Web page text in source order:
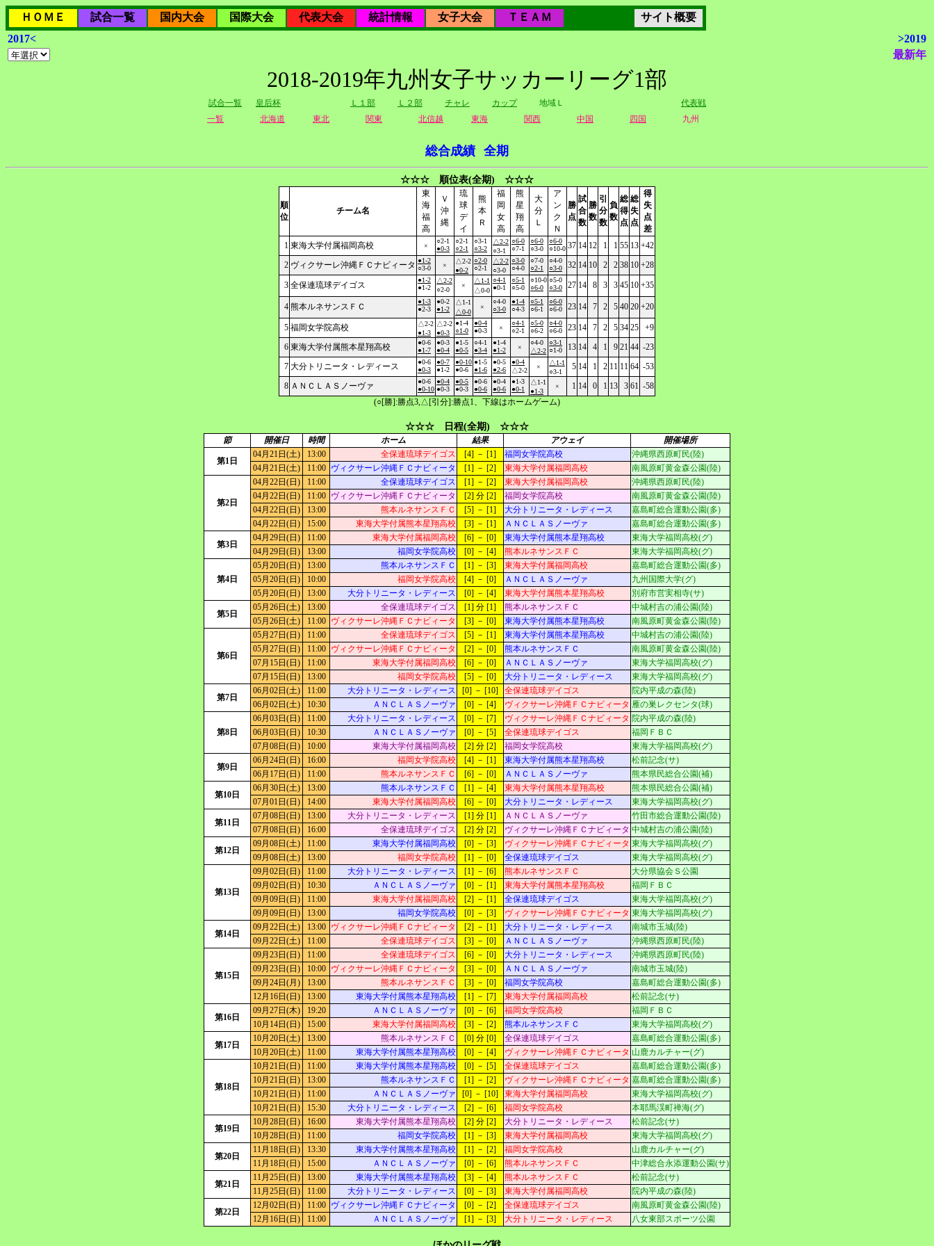
ＨＯＭＥ 試合一覧 国内大会 国際大会 代表大会 統計情報 女子大会 ＴＥＡＭ
サイト概要
2017<
>2019
最新年
2018-2019年九州女子サッカーリーグ1部
試合一覧 皇后杯 Ｌ１部 Ｌ２部 チャレ カップ 地域Ｌ
代表戦
一覧
北海道 東北 関東 北信越 東海 関西 中国 四国 九州
総合成績 全期
☆☆☆ 順位表(全期) ☆☆☆
順
位
チーム名
東
海
福
高
Ｖ
沖
縄
琉
球
デ
イ
熊
本
Ｒ
福
岡
女
高
熊
星
翔
高
大
分
Ｌ
ア
ン
ク
Ｎ
勝
点
試
合
数
勝
数
引
分
数
負
数
総
得
点
総
失
点
得
失
点
差
1 東海大学付属福岡高校 ×
○2-1
●0-3
○2-1
○2-1
○3-1
○3-2
△2-2
○3-1
○6-0
○7-1
○6-0
○3-0
○6-0
○10-0 37 14 12 1 1 55 13 +42
2 ヴィクサーレ沖縄ＦＣナビィータ ●1-2
○3-0
×
△2-2
●0-2
○2-0
○2-1
△2-2
○3-0
○3-0
○4-0
○7-0
○2-1
○4-0
○3-0
32 14 10 2 2 38 10 +28
3 全保連琉球デイゴス
●1-2
●1-2
△2-2
○2-0
×
△1-1
△0-0
○4-1
●0-1
○5-1
○5-0
○10-0
○6-0
○5-0
○3-0
27 14 8 3 3 45 10 +35
4 熊本ルネサンスＦＣ
●1-3
●2-3
●0-2
●1-2
△1-1
△0-0
×
○4-0
○3-0
●1-4
○4-3
○5-1
○6-1
○6-0
○6-0
23 14 7 2 5 40 20 +20
5 福岡女学院高校
△2-2
●1-3
△2-2
●0-3
●1-4
○1-0
●0-4
●0-3
×
○4-1
○2-1
○5-0
○6-2
○4-0
○6-0
23 14 7 2 5 34 25
+9
6 東海大学付属熊本星翔高校
●0-6
●1-7
●0-3
●0-4
●1-5
●0-5
○4-1
●3-4
●1-4
●1-2
×
○4-0
△2-2
○3-1
○1-0
13 14 4 1 9 21 44 -23
7 大分トリニータ・レディース
●0-6
●0-3
●0-7
●1-2
●0-10
●0-6
●1-5
●1-6
●0-5
●2-6
●0-4
△2-2
×
△1-1
○3-1
5 14 1 2 11 11 64 -53
8 ＡＮＣＬＡＳノーヴァ
●0-6
●0-10
●0-4
●0-3
●0-5
●0-3
●0-6
●0-6
●0-4
●0-6
●1-3
●0-1
△1-1
●1-3
× 1 14 0 1 13 3 61 -58
(○[勝]:勝点3,△[引分]:勝点1、下線はホームゲーム)
☆☆☆ 日程(全期) ☆☆☆
節 開催日 時間 ホーム 結果 アウェイ 開催場所
第1日
04月21日(土) 13:00 全保連琉球デイゴス [4] － [1] 福岡女学院高校
沖縄県西原町民(陸)
04月21日(土)
11:00 ヴィクサーレ沖縄ＦＣナビィータ [1] － [2] 東海大学付属福岡高校 南風原町黄金森公園(陸)
第2日
04月22日(日) 11:00 全保連琉球デイゴス [1] － [2] 東海大学付属福岡高校
沖縄県西原町民(陸)
04月22日(日)
11:00 ヴィクサーレ沖縄ＦＣナビィータ [2] 分 [2] 福岡女学院高校
南風原町黄金森公園(陸)
04月22日(日)
13:00 熊本ルネサンスＦＣ [5] － [1] 大分トリニータ・レディース
嘉島町総合運動公園(多)
04月22日(日)
15:00 東海大学付属熊本星翔高校 [3] － [1] ＡＮＣＬＡＳノーヴァ 嘉島町総合運動公園(多)
第3日
04月29日(日) 11:00 東海大学付属福岡高校 [6] － [0] 東海大学付属熊本星翔高校
東海大学福岡高校(グ)
04月29日(日)
13:00 福岡女学院高校 [0] － [4] 熊本ルネサンスＦＣ 東海大学福岡高校(グ)
第4日
05月20日(日) 13:00 熊本ルネサンスＦＣ [1] － [3] 東海大学付属福岡高校
嘉島町総合運動公園(多)
05月20日(日)
10:00 福岡女学院高校 [4] － [0] ＡＮＣＬＡＳノーヴァ
九州国際大学(グ)
05月20日(日)
13:00 大分トリニータ・レディース [0] － [4] 東海大学付属熊本星翔高校 別府市営実相寺(サ)
第5日
05月26日(土) 13:00 全保連琉球デイゴス [1] 分 [1] 熊本ルネサンスＦＣ
中城村吉の浦公園(陸)
05月26日(土)
11:00 ヴィクサーレ沖縄ＦＣナビィータ [3] － [0] 東海大学付属熊本星翔高校 南風原町黄金森公園(陸)
第6日
05月27日(日) 11:00 全保連琉球デイゴス [5] － [1] 東海大学付属熊本星翔高校
中城村吉の浦公園(陸)
05月27日(日)
11:00 ヴィクサーレ沖縄ＦＣナビィータ [2] － [0] 熊本ルネサンスＦＣ
南風原町黄金森公園(陸)
07月15日(日)
11:00 東海大学付属福岡高校 [6] － [0] ＡＮＣＬＡＳノーヴァ
東海大学福岡高校(グ)
07月15日(日)
13:00 福岡女学院高校 [5] － [0] 大分トリニータ・レディース 東海大学福岡高校(グ)
第7日
06月02日(土) 11:00 大分トリニータ・レディース [0] － [10] 全保連琉球デイゴス
院内平成の森(陸)
06月02日(土)
10:30 ＡＮＣＬＡＳノーヴァ [0] － [4] ヴィクサーレ沖縄ＦＣナビィータ 雁の巣レクセンタ(球)
第8日
06月03日(日) 11:00 大分トリニータ・レディース [0] － [7] ヴィクサーレ沖縄ＦＣナビィータ 院内平成の森(陸)
06月03日(日)
10:30 ＡＮＣＬＡＳノーヴァ [0] － [5] 全保連琉球デイゴス
福岡ＦＢＣ
07月08日(日)
10:00 東海大学付属福岡高校 [2] 分 [2] 福岡女学院高校 東海大学福岡高校(グ)
第9日
06月24日(日) 16:00 福岡女学院高校 [4] － [1] 東海大学付属熊本星翔高校
松前記念(サ)
06月17日(日)
11:00 熊本ルネサンスＦＣ [6] － [0] ＡＮＣＬＡＳノーヴァ 熊本県民総合公園(補)
第10日
06月30日(土) 13:00 熊本ルネサンスＦＣ [1] － [4] 東海大学付属熊本星翔高校
熊本県民総合公園(補)
07月01日(日)
14:00 東海大学付属福岡高校 [6] － [0] 大分トリニータ・レディース 東海大学福岡高校(グ)
第11日
07月08日(日) 13:00 大分トリニータ・レディース [1] 分 [1] ＡＮＣＬＡＳノーヴァ
竹田市総合運動公園(陸)
07月08日(日)
16:00 全保連琉球デイゴス [2] 分 [2] ヴィクサーレ沖縄ＦＣナビィータ 中城村吉の浦公園(陸)
第12日
09月08日(土) 11:00 東海大学付属福岡高校 [0] － [3] ヴィクサーレ沖縄ＦＣナビィータ 東海大学福岡高校(グ)
09月08日(土)
13:00 福岡女学院高校 [1] － [0] 全保連琉球デイゴス 東海大学福岡高校(グ)
第13日
09月02日(日) 11:00 大分トリニータ・レディース [1] － [6] 熊本ルネサンスＦＣ
大分県協会Ｓ公園
09月02日(日)
10:30 ＡＮＣＬＡＳノーヴァ [0] － [1] 東海大学付属熊本星翔高校
福岡ＦＢＣ
09月09日(日)
11:00 東海大学付属福岡高校 [2] － [1] 全保連琉球デイゴス
東海大学福岡高校(グ)
09月09日(日)
13:00 福岡女学院高校 [0] － [3] ヴィクサーレ沖縄ＦＣナビィータ 東海大学福岡高校(グ)
第14日
09月22日(土) 13:00 ヴィクサーレ沖縄ＦＣナビィータ [2] － [1] 大分トリニータ・レディース
南城市玉城(陸)
09月22日(土)
11:00 全保連琉球デイゴス [3] － [0] ＡＮＣＬＡＳノーヴァ 沖縄県西原町民(陸)
第15日
09月23日(日) 11:00 全保連琉球デイゴス [6] － [0] 大分トリニータ・レディース
沖縄県西原町民(陸)
09月23日(日)
10:00 ヴィクサーレ沖縄ＦＣナビィータ [3] － [0] ＡＮＣＬＡＳノーヴァ
南城市玉城(陸)
09月24日(月)
13:00 熊本ルネサンスＦＣ [3] － [0] 福岡女学院高校
嘉島町総合運動公園(多)
12月16日(日)
13:00 東海大学付属熊本星翔高校 [1] － [7] 東海大学付属福岡高校 松前記念(サ)
第16日
09月27日(木) 19:20 ＡＮＣＬＡＳノーヴァ [0] － [6] 福岡女学院高校
福岡ＦＢＣ
10月14日(日)
15:00 東海大学付属福岡高校 [3] － [2] 熊本ルネサンスＦＣ 東海大学福岡高校(グ)
第17日
10月20日(土) 13:00 熊本ルネサンスＦＣ [0] 分 [0] 全保連琉球デイゴス
嘉島町総合運動公園(多)
10月20日(土)
11:00 東海大学付属熊本星翔高校 [0] － [4] ヴィクサーレ沖縄ＦＣナビィータ 山鹿カルチャー(グ)
第18日
10月21日(日) 11:00 東海大学付属熊本星翔高校 [0] － [5] 全保連琉球デイゴス
嘉島町総合運動公園(多)
10月21日(日)
13:00 熊本ルネサンスＦＣ [1] － [2] ヴィクサーレ沖縄ＦＣナビィータ 嘉島町総合運動公園(多)
10月21日(日)
11:00 ＡＮＣＬＡＳノーヴァ [0] － [10] 東海大学付属福岡高校
東海大学福岡高校(グ)
10月21日(日)
15:30 大分トリニータ・レディース [2] － [6] 福岡女学院高校 本耶馬渓町禅海(グ)
第19日
10月28日(日) 16:00 東海大学付属熊本星翔高校 [2] 分 [2] 大分トリニータ・レディース
松前記念(サ)
10月28日(日)
11:00 福岡女学院高校 [1] － [3] 東海大学付属福岡高校 東海大学福岡高校(グ)
第20日
11月18日(日) 13:30 東海大学付属熊本星翔高校 [1] － [2] 福岡女学院高校
山鹿カルチャー(グ)
11月18日(日)
15:00 ＡＮＣＬＡＳノーヴァ [0] － [6] 熊本ルネサンスＦＣ 中津総合永添運動公園(サ)
第21日
11月25日(日) 13:00 東海大学付属熊本星翔高校 [3] － [4] 熊本ルネサンスＦＣ
松前記念(サ)
11月25日(日)
11:00 大分トリニータ・レディース [0] － [3] 東海大学付属福岡高校 院内平成の森(陸)
第22日
12月02日(日) 11:00 ヴィクサーレ沖縄ＦＣナビィータ [0] － [2] 全保連琉球デイゴス
南風原町黄金森公園(陸)
12月16日(日)
11:00 ＡＮＣＬＡＳノーヴァ [1] － [3] 大分トリニータ・レディース 八女東部スポーツ公園